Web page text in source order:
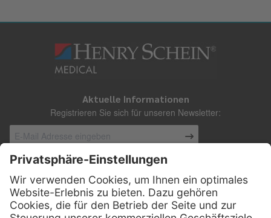
Aktuelle Informationen
Registrieren Sie sich für unseren Newsletter:
Kontakt
Henry Schein Medical Austria GmbH
Schönbrunner Straße 297